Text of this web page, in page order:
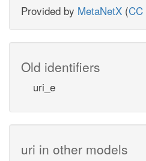
Provided by MetaNetX (CC
Old identifiers
uri_e
uri in other models